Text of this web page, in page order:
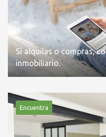
Si alquilas o compras,
inmobiliario.
Encuentra